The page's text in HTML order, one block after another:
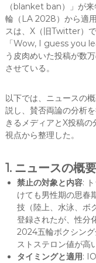
（blanket ban）」が
輪（LA 2028）から適
スは、X（旧Twitter）
「Wow, I guess you
う皮肉めいた投稿が数
させている。
以下では、ニュースの
説し、賛否両論の分析
きるメディアとX投稿
視点から整理した。
1. ニュースの概
禁止の対象と内容:
けても男性期の思春
技（陸上、水泳、ボ
登録されたが、性分
2024五輪ボクシン
ストステロン値が高
タイミングと適用: